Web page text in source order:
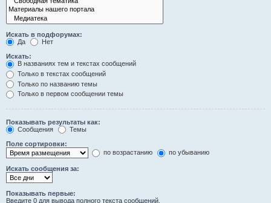
Искать в подфорумах:
Да
Нет
Искать:
В названиях тем и текстах сообщений
Только в текстах сообщений
Только по названию темы
Только в первом сообщении темы
Показывать результаты как:
Сообщения
Темы
Поле сортировки:
по возрастанию
по убыванию
Искать сообщения за:
Показывать первые:
Введите 0 для вывода полного текста сообщений.